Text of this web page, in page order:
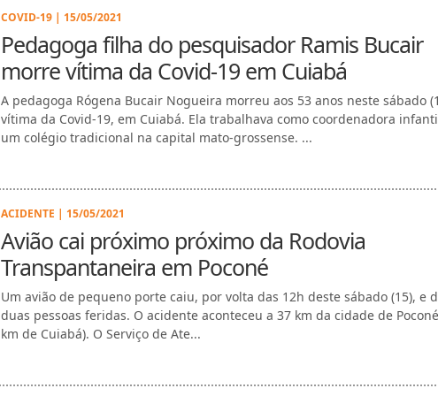
COVID-19 | 15/05/2021
Pedagoga filha do pesquisador Ramis Bucair
morre vítima da Covid-19 em Cuiabá
A pedagoga Rógena Bucair Nogueira morreu aos 53 anos neste sábado
vítima da Covid-19, em Cuiabá. Ela trabalhava como coordenadora
um colégio tradicional na capital mato-grossense. ...
ACIDENTE | 15/05/2021
Avião cai próximo próximo da Rodovia
Transpantaneira em Poconé
Um avião de pequeno porte caiu, por volta das 12h deste sábado (15), e
duas pessoas feridas. O acidente aconteceu a 37 km da cidade de
km de Cuiabá). O Serviço de Ate...